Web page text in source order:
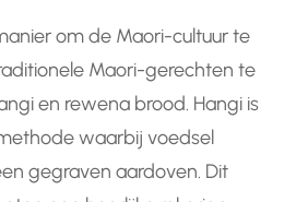
om de Maori-cultuur te
Maori-gerechten te
en rewena brood. Hangi is
waarbij voedsel
gegraven aardoven. Dit